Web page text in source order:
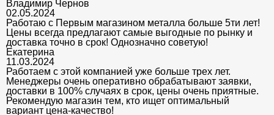
Владимир Чернов
02.05.2024
Работаю с Первым магазином металла больше 5ти лет!
Цены всегда предлагают самые выгодные по рынку и
доставка точно в срок! Однозначно советую!
Екатерина
11.03.2024
Работаем с этой компанией уже больше трех лет.
Менеджеры очень оперативно обрабатывают заявки,
доставки в 100% случаях в срок, цены очень приятные.
Рекомендую магазин тем, кто ищет оптимальный
вариант цена-качество!